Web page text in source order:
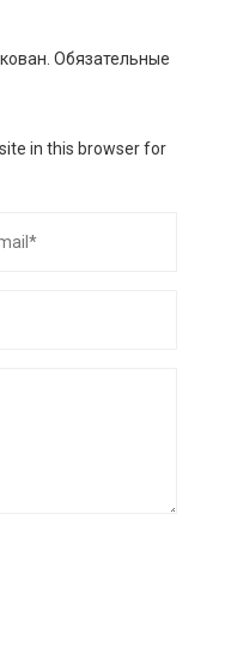
Обязательные
in this browser for